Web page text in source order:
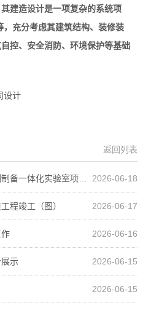
造设计是一项复杂的系统项
，充分考虑其建筑结构、装修装
控、安全消防、环境保护等基础
设计
返回列表
2026-06-18
化实验室项目装修案例图
2026-06-17
程竣工（图）
2026-06-16
2026-06-15
示
2026-06-15